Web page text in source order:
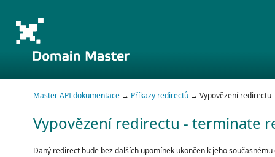
Master API dokumentace → Příkazy redirectů → Vypovězení redirectu
Vypovězení redirectu - terminate
Daný redirect bude bez dalších upomínek ukončen k jeho